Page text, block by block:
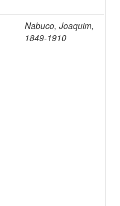
Nabuco, Joaquim,
1849-1910